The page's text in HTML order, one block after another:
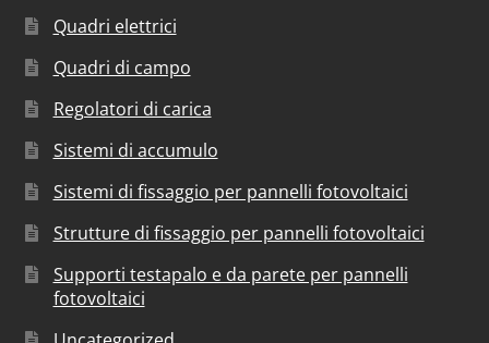
Quadri elettrici
Quadri di campo
Regolatori di carica
Sistemi di accumulo
Sistemi di fissaggio per pannelli fotovoltaici
Strutture di fissaggio per pannelli fotovoltaici
Supporti testapalo e da parete per pannelli
fotovoltaici